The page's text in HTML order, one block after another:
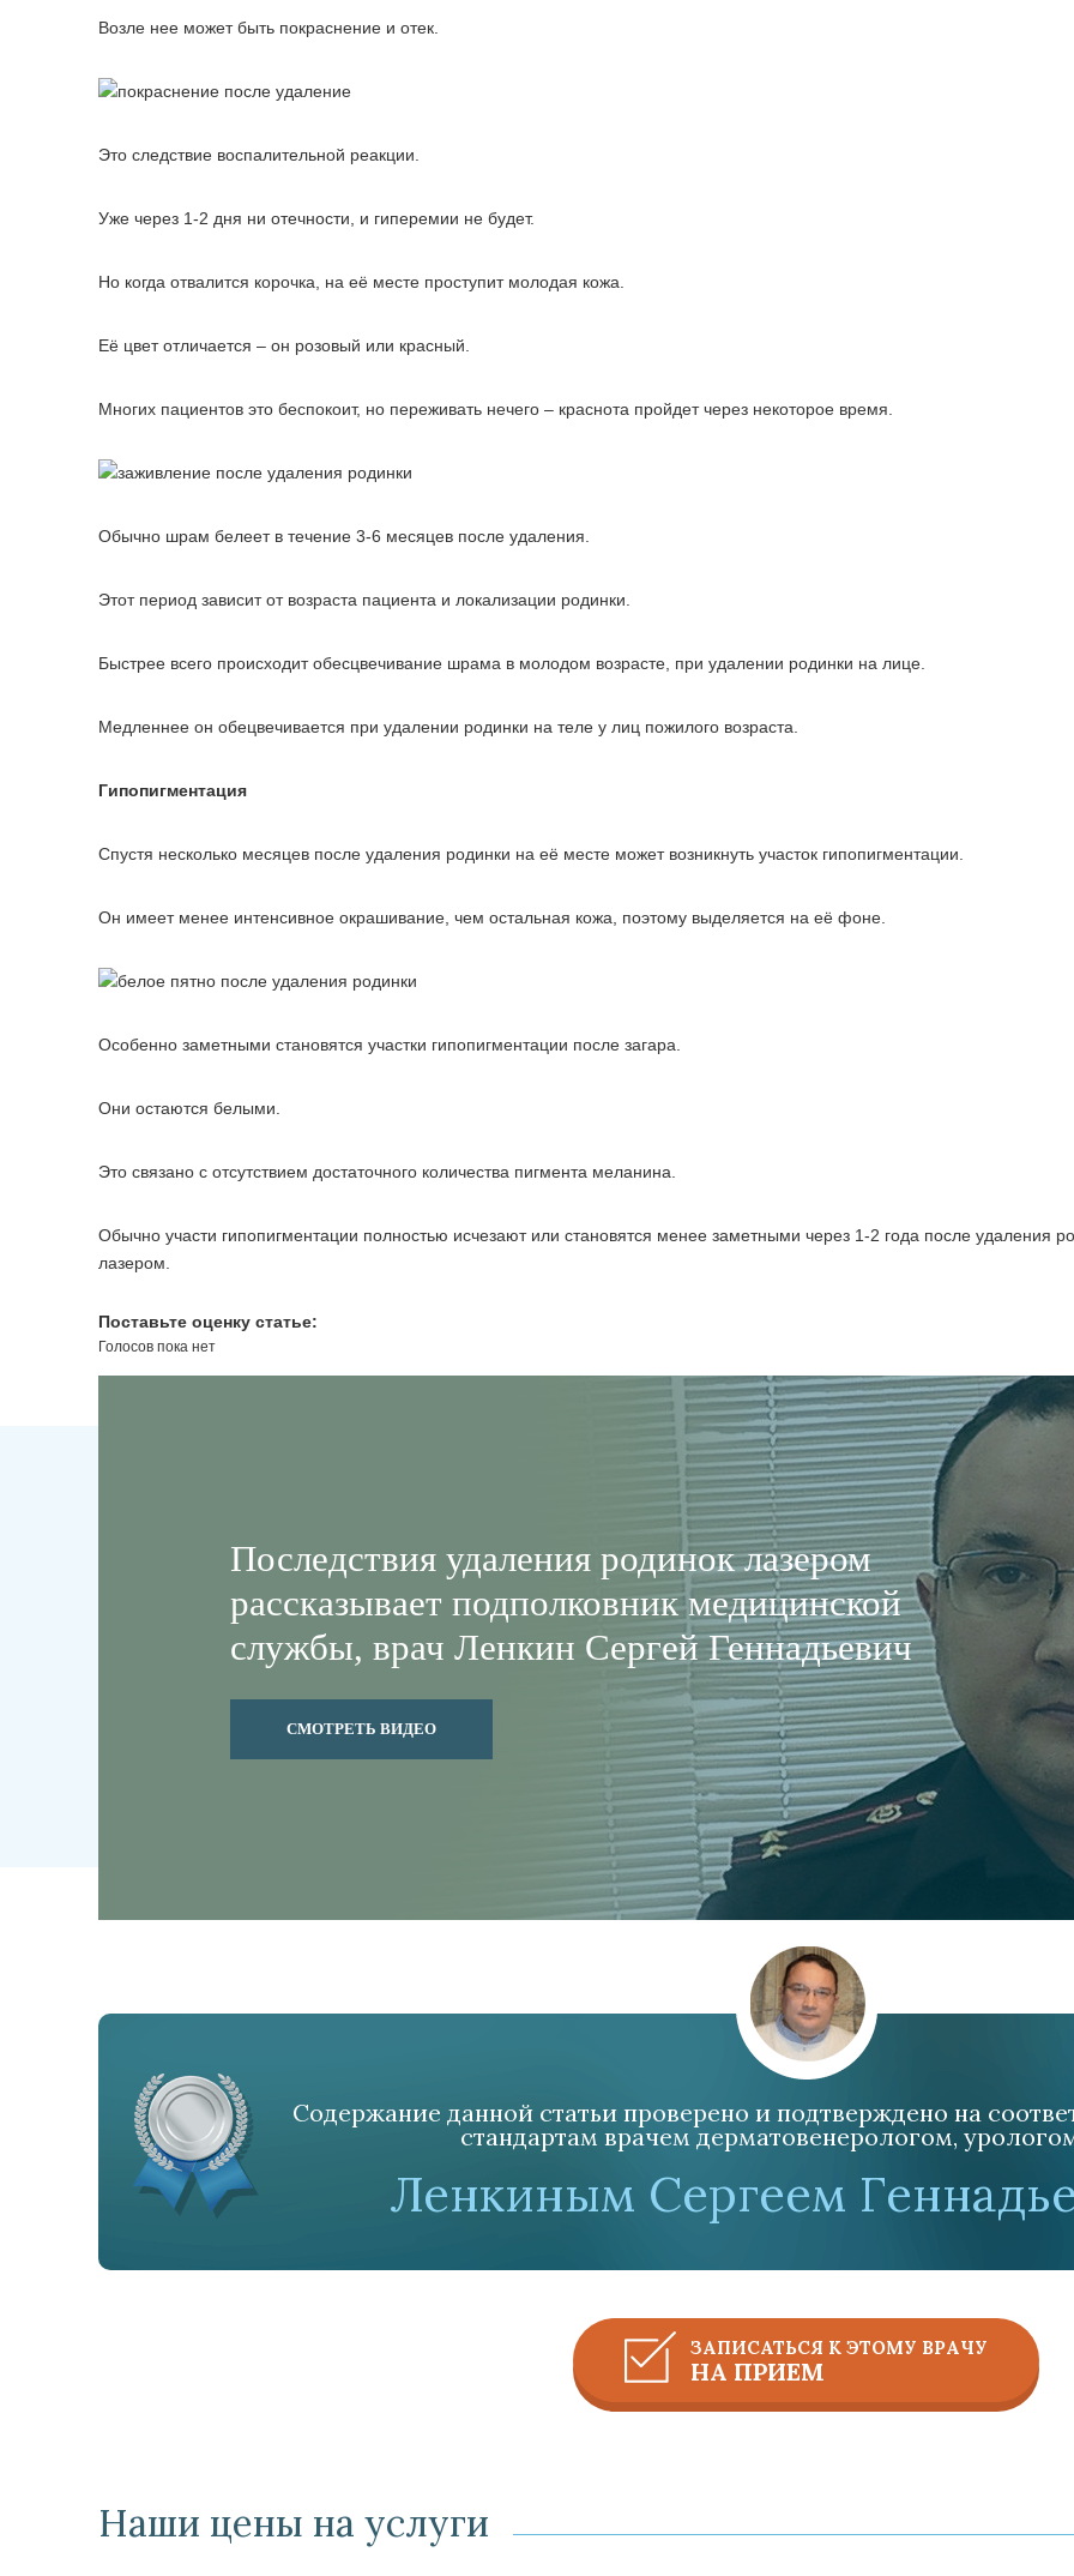
Возле нее может быть покраснение и отек.
Это следствие воспалительной реакции.
Уже через 1-2 дня ни отечности, и гиперемии не будет.
Но когда отвалится корочка, на её месте проступит молодая кожа.
Её цвет отличается – он розовый или красный.
Многих пациентов это беспокоит, но переживать нечего – краснота пройдет через некоторое время.
Обычно шрам белеет в течение 3-6 месяцев после удаления.
Этот период зависит от возраста пациента и локализации родинки.
Быстрее всего происходит обесцвечивание шрама в молодом возрасте, при удалении родинки на лице.
Медленнее он обецвечивается при удалении родинки на теле у лиц пожилого возраста.
Гипопигментация
Спустя несколько месяцев после удаления родинки на её месте может возникнуть участок гипопигментации.
Он имеет менее интенсивное окрашивание, чем остальная кожа, поэтому выделяется на её фоне.
Особенно заметными становятся участки гипопигментации после загара.
Они остаются белыми.
Это связано с отсутствием достаточного количества пигмента меланина.
Обычно участи гипопигментации полностью исчезают или становятся менее заметными через 1-2 года после удаления
лазером.
Поставьте оценку статье:
Голосов пока нет
Последствия удаления родинок лазером
рассказывает подполковник медицинской
службы, врач Ленкин Сергей Геннадьевич
СМОТРЕТЬ ВИДЕО
Содержание данной статьи проверено и подтверждено на
стандартам врачем дерматовенерологом,
Ленкиным Сергеем
ЗАПИСАТЬСЯ К ЭТОМУ ВРАЧУ
НА ПРИЕМ
Наши цены на услуги